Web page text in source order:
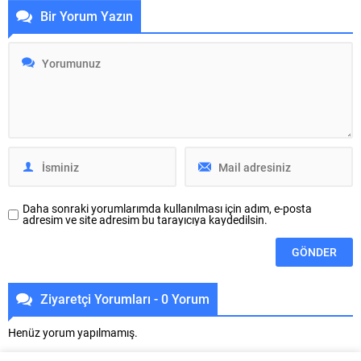
çok önemli filozoftu … Ve
felsefeye çok büyük katkılar da
etik ve metafizik gibi birçok
Osmangazi Belediyespor Kulübü
Altyapıya verdiği önem ve
Bir Yorum Yazın
Daha sonraki yorumlarımda kullanılması için adım, e-posta
adresim ve site adresim bu tarayıcıya kaydedilsin.
Ziyaretçi Yorumları - 0 Yorum
Henüz yorum yapılmamış.